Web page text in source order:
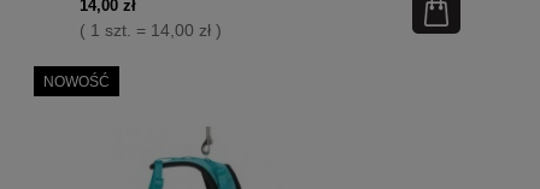
14,00 zł
( 1 szt. = 14,00 zł )
NOWOŚĆ